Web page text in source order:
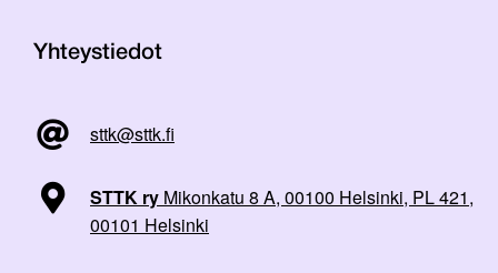
Yhteystiedot
sttk@sttk.fi
STTK ry Mikonkatu 8 A, 00100 Helsinki, PL 421,
00101 Helsinki